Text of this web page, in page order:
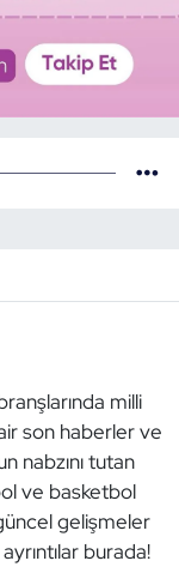
milli
son haberler ve
nabzını tutan
ve basketbol
gelişmeler
burada!